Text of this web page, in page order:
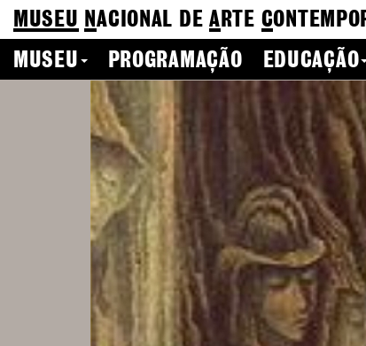
MUSEU NACIONAL DEA RTE C
MUSEU
PROGRAMAÇÃO EDUCAÇÃO